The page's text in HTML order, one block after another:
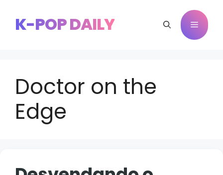
paraK-POP DAILY Menu
Doctor on the
Edge